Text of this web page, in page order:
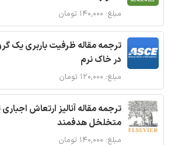
مبلغ: ۱۴۰,۰۰۰ تومان
ترجمه مقاله ظرفیت باربری یک
در خاک نرم
مبلغ: ۱۲۰,۰۰۰ تومان
ترجمه مقاله آنالیز ارتعاش
متخلخل هدفمند
مبلغ: ۱۴۰,۰۰۰ تومان